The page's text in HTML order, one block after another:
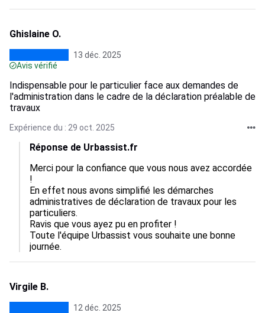
Ghislaine O.
13 déc. 2025
Avis vérifié
Indispensable pour le particulier face aux demandes de
l'administration dans le cadre de la déclaration préalable de
travaux
Expérience du : 29 oct. 2025
Réponse de Urbassist.fr
Merci pour la confiance que vous nous avez accordée
!
En effet nous avons simplifié les démarches
administratives de déclaration de travaux pour les
particuliers.
Ravis que vous ayez pu en profiter !
Toute l'équipe Urbassist vous souhaite une bonne
journée.
Virgile B.
12 déc. 2025